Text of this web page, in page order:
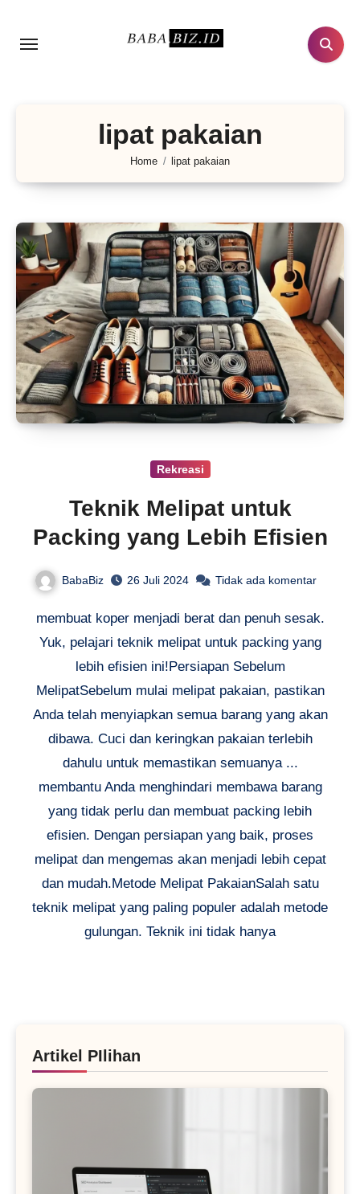
lipat pakaian
Home lipat pakaian
Rekreasi
Teknik Melipat untuk
Packing yang Lebih Efisien
BabaBiz 26 Juli 2024 Tidak ada komentar
membuat koper menjadi berat dan penuh sesak.
Yuk, pelajari teknik melipat untuk packing yang
lebih efisien ini!Persiapan Sebelum
MelipatSebelum mulai melipat pakaian, pastikan
Anda telah menyiapkan semua barang yang akan
dibawa. Cuci dan keringkan pakaian terlebih
dahulu untuk memastikan semuanya ...
membantu Anda menghindari membawa barang
yang tidak perlu dan membuat packing lebih
efisien. Dengan persiapan yang baik, proses
melipat dan mengemas akan menjadi lebih cepat
dan mudah.Metode Melipat PakaianSalah satu
teknik melipat yang paling populer adalah metode
gulungan. Teknik ini tidak hanya
Artikel PIlihan